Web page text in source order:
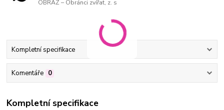
OBRAZ – Obránci zvířat, z. s
Kompletní specifikace
Komentáře 0
Kompletní specifikace